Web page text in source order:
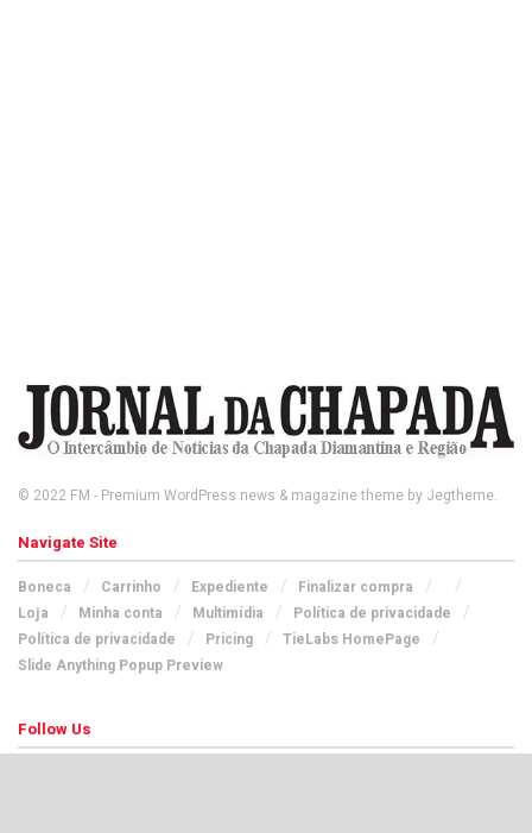
© 2022 FM - Premium WordPress news & magazine theme by Jegtheme.
Navigate Site
Boneca Carrinho Expediente
Finalizar compra
Loja
Minha conta Multimídia
Política de privacidade
Política de privacidade
Pricing
TieLabs HomePage
Slide Anything Popup Preview
Follow Us